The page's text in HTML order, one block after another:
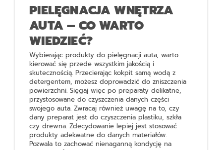
PIELĘGNACJA WNĘTRZA
AUTA – CO WARTO
WIEDZIEĆ?
Wybierając produkty do pielęgnacji auta, warto
kierować się przede wszystkim jakością i
skutecznością. Przecierając kokpit samą wodą z
detergentem, możesz doprowadzić do zniszczenia
powierzchni. Sięgaj więc po preparaty delikatne,
przystosowane do czyszczenia danych części
swojego auta. Zwracaj również uwagę na to, czy
dany preparat jest do czyszczenia plastiku, szkła
czy drewna. Zdecydowanie lepiej jest stosować
produkty adekwatne do danych materiałów.
Pozwala to zachować nienaganną kondycję na